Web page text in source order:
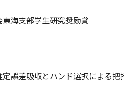
海支部学生研究奨励賞
誤差吸収とハンド選択による把